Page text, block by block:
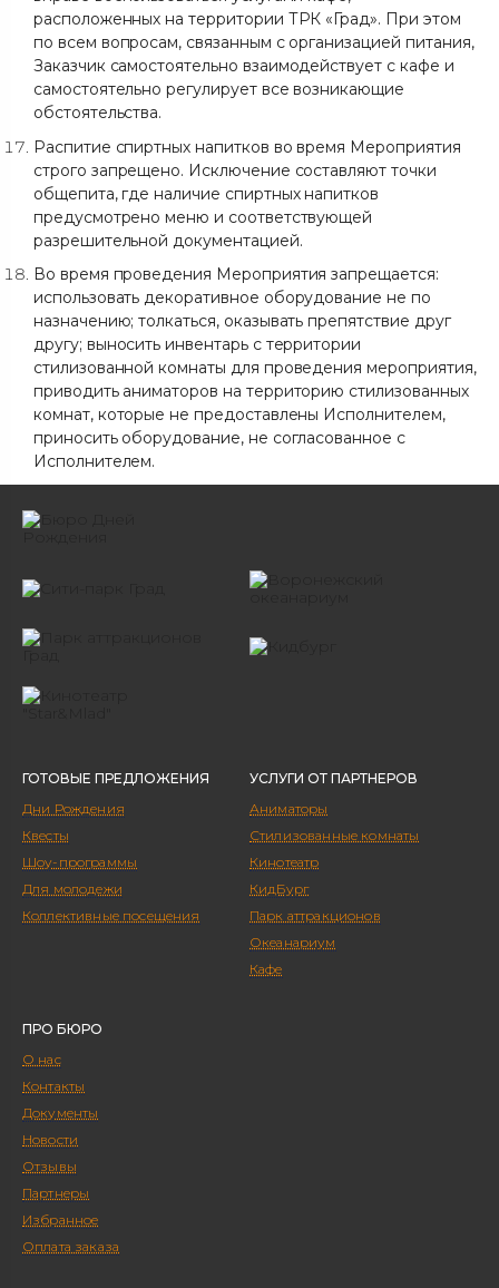
расположенных на территории ТРК «Град». При этом
по всем вопросам, связанным с организацией питания,
Заказчик самостоятельно взаимодействует с кафе и
самостоятельно регулирует все возникающие
обстоятельства.
Распитие спиртных напитков во время Мероприятия
строго запрещено. Исключение составляют точки
общепита, где наличие спиртных напитков
предусмотрено меню и соответствующей
разрешительной документацией.
Во время проведения Мероприятия запрещается:
использовать декоративное оборудование не по
назначению; толкаться, оказывать препятствие друг
другу; выносить инвентарь с территории
стилизованной комнаты для проведения мероприятия,
приводить аниматоров на территорию стилизованных
комнат, которые не предоставлены Исполнителем,
приносить оборудование, не согласованное с
Исполнителем.
ГОТОВЫЕ ПРЕДЛОЖЕНИЯ
Дни Рождения
Квесты
Шоу-программы
Для молодежи
Коллективные посещения
УСЛУГИ ОТ ПАРТНЕРОВ
Аниматоры
Стилизованные комнаты
Кинотеатр
КидБург
Парк аттракционов
Океанариум
Кафе
ПРО БЮРО
О нас
Контакты
Документы
Новости
Отзывы
Партнеры
Избранное
Оплата заказа